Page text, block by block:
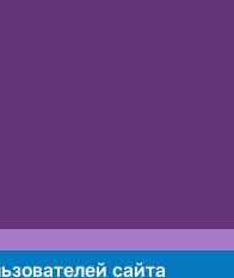
сайта